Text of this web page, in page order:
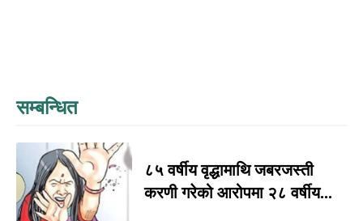
सम्बन्धित
८५ वर्षीय वृद्धामाथि जबरजस्ती
करणी गरेको आरोपमा २८ वर्षीय...